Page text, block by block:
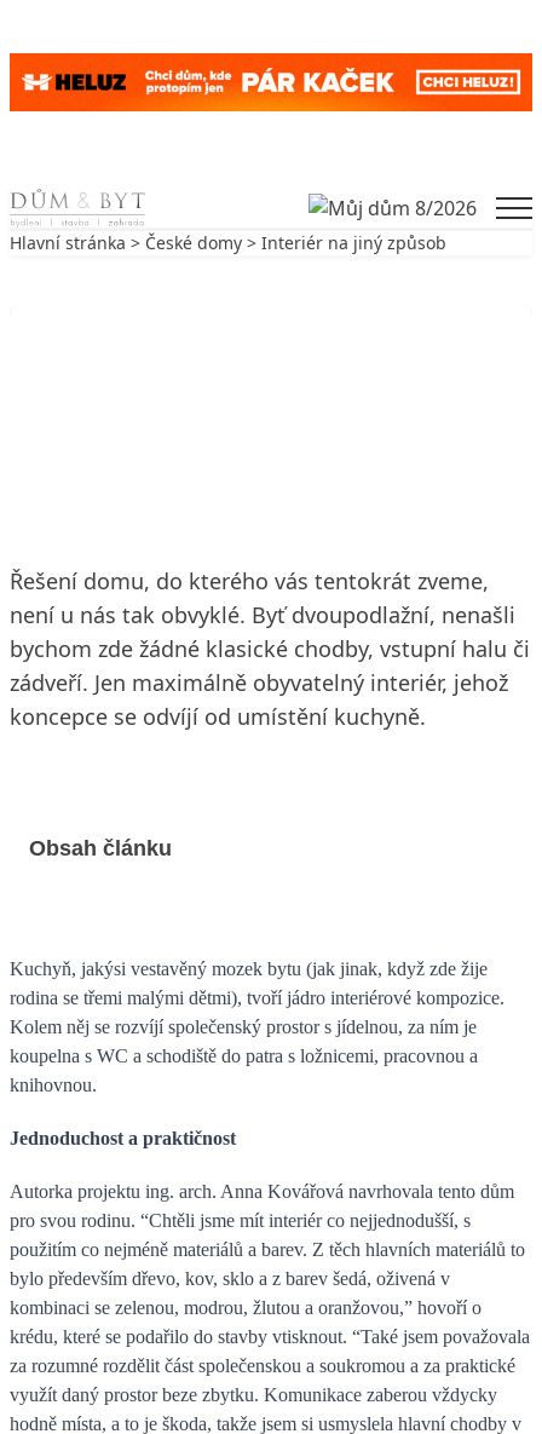
Skip to content
Hlavní stránka > České domy > Interiér na jiný způsob
Řešení domu, do kterého vás tentokrát zveme,
není u nás tak obvyklé. Byť dvoupodlažní, nenašli
bychom zde žádné klasické chodby, vstupní halu či
zádveří. Jen maximálně obyvatelný interiér, jehož
koncepce se odvíjí od umístění kuchyně.
Obsah článku
Kuchyň, jakýsi vestavěný mozek bytu (jak jinak, když zde žije
rodina se třemi malými dětmi), tvoří jádro interiérové kompozice.
Kolem něj se rozvíjí společenský prostor s jídelnou, za ním je
koupelna s WC a schodiště do patra s ložnicemi, pracovnou a
knihovnou.
Jednoduchost a praktičnost
Autorka projektu ing. arch. Anna Kovářová navrhovala tento dům
pro svou rodinu. “Chtěli jsme mít interiér co nejjednodušší, s
použitím co nejméně materiálů a barev. Z těch hlavních materiálů to
bylo především dřevo, kov, sklo a z barev šedá, oživená v
kombinaci se zelenou, modrou, žlutou a oranžovou,” hovoří o
krédu, které se podařilo do stavby vtisknout. “Také jsem považovala
za rozumné rozdělit část společenskou a soukromou a za praktické
využít daný prostor beze zbytku. Komunikace zaberou vždycky
hodně místa, a to je škoda, takže jsem si usmyslela hlavní chodby v